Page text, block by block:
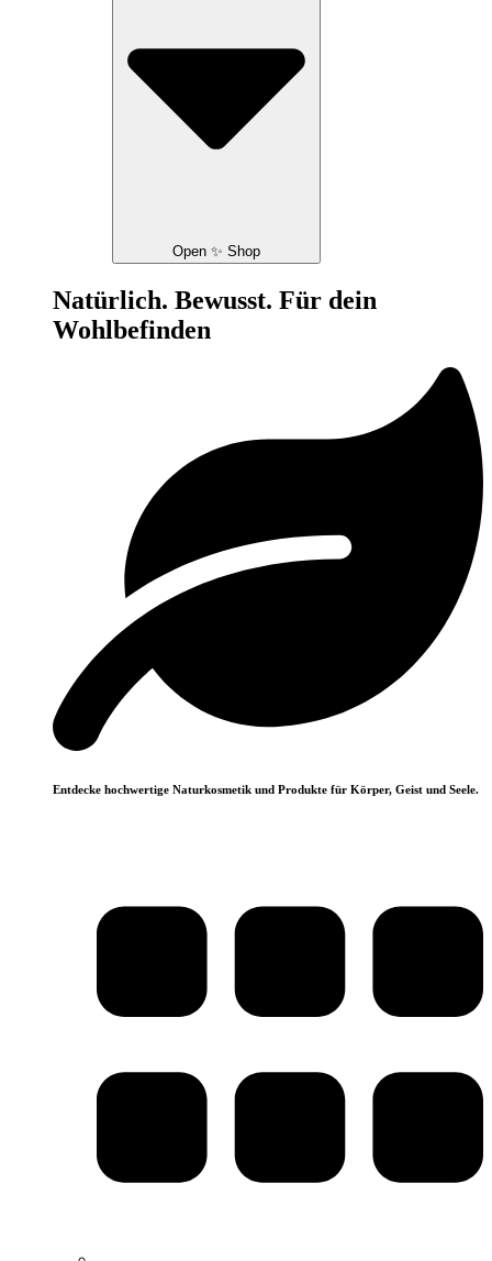
Open ✨ Shop
Natürlich. Bewusst. Für dein
Wohlbefinden
Entdecke hochwertige Naturkosmetik und Produkte für Körper, Geist und Seele.